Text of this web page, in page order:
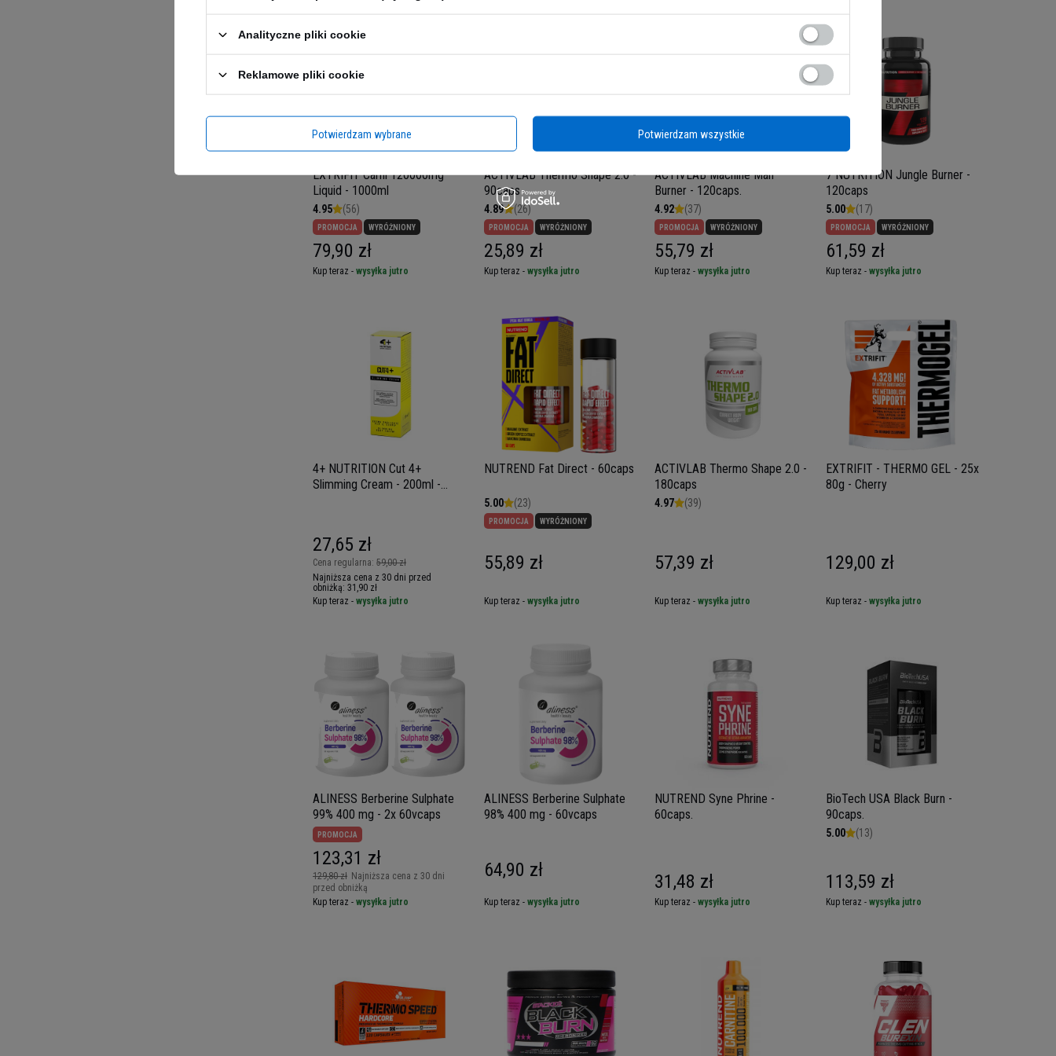
EXTRIFIT Carni 120000mg
Liquid - 1000ml
4.95 (56)
PROMOCJA WYRÓŻNIONY
79,90 zł
Kup teraz - wysyłka jutro
ACTIVLAB Thermo Shape 2.0 -
90caps
4.89 (26)
PROMOCJA WYRÓŻNIONY
25,89 zł
Kup teraz - wysyłka jutro
ACTIVLAB Machine Man
Burner - 120caps.
4.92 (37)
PROMOCJA WYRÓŻNIONY
55,79 zł
Kup teraz - wysyłka jutro
7 NUTRITION Jungle Burner -
120caps
5.00 (17)
PROMOCJA WYRÓŻNIONY
61,59 zł
Kup teraz - wysyłka jutro
4+ NUTRITION Cut 4+
Slimming Cream - 200ml -
Cena regularna: 59,00 zł
27,65 zł
Najniższa cena z 30 dni przed
obniżką: 31,90 zł
Kup teraz - wysyłka jutro
NUTREND Fat Direct - 60caps
5.00 (23)
PROMOCJA WYRÓŻNIONY
55,89 zł
Kup teraz - wysyłka jutro
ACTIVLAB Thermo Shape 2.0 -
180caps
4.97 (39)
57,39 zł
Kup teraz - wysyłka jutro
EXTRIFIT - THERMO GEL - 25x
80g - Cherry
129,00 zł
Kup teraz - wysyłka jutro
ALINESS Berberine Sulphate
99% 400 mg - 2x 60vcaps
PROMOCJA
129,80 zł Najniższa cena z 30 dni
przed obniżką
123,31 zł
Kup teraz - wysyłka jutro
ALINESS Berberine Sulphate
98% 400 mg - 60vcaps
64,90 zł
Kup teraz - wysyłka jutro
NUTREND Syne Phrine -
60caps.
31,48 zł
Kup teraz - wysyłka jutro
BioTech USA Black Burn -
90caps.
5.00 (13)
113,59 zł
Kup teraz - wysyłka jutro
Analityczne pliki cookie
Reklamowe pliki cookie
Potwierdzam wybrane Potwierdzam wszystkie